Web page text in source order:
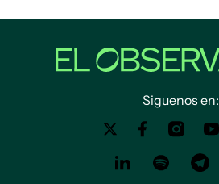
Siguenos en: